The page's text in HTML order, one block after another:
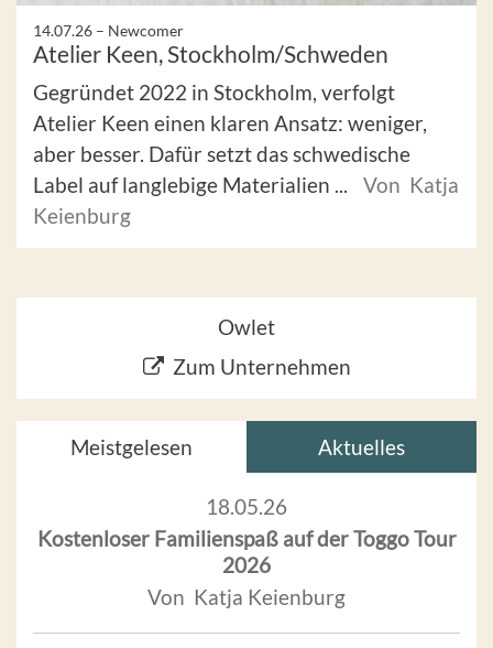
14.07.26 – Newcomer
Atelier Keen, Stockholm/Schweden
Gegründet 2022 in Stockholm, verfolgt
Atelier Keen einen klaren Ansatz: weniger,
aber besser. Dafür setzt das schwedische
Label auf langlebige Materialien ...
Von Katja
Keienburg
Owlet
Zum Unternehmen
Meistgelesen Aktuelles
18.05.26
Kostenloser Familienspaß auf der Toggo Tour
2026
Von Katja Keienburg